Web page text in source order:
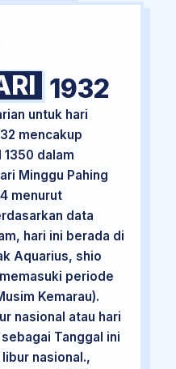
1932
untuk hari
mencakup
dalam
Minggu Pahing
menurut
data
hari ini berada di
Aquarius, shio
periode
Kemarau).
nasional atau hari
Tanggal ini
nasional.,